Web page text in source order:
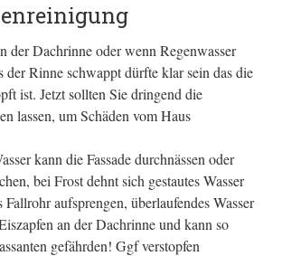
der Dachrinne oder wenn Regenwasser
der Rinne schwappt dürfte klar sein das die
ist. Jetzt sollten Sie dringend die
lassen, um Schäden vom Haus
kann die Fassade durchnässen oder
bei Frost dehnt sich gestautes Wasser
Fallrohr aufsprengen, überlaufendes Wasser
an der Dachrinne und kann so
gefährden! Ggf verstopfen